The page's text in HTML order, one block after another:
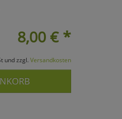
8,00 €*
und zzgl. Versandkosten